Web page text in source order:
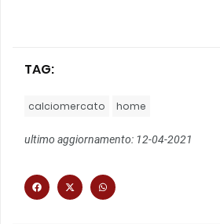
TAG:
calciomercato home
ultimo aggiornamento: 12-04-2021